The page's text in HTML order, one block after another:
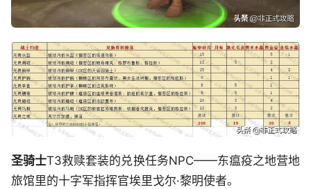
圣骑士T3救赎套装的兑换任务NPC——东瘟疫之地营地
旅馆里的十字军指挥官埃里戈尔·黎明使者。